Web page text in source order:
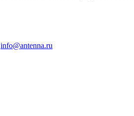
info@antenna.ru